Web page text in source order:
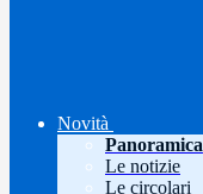
Novità
Panoramica
Le notizie
Le circolari